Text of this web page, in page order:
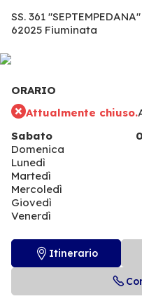
SS. 361
62025 Fiuminata
ORARIO
Attualmente chiuso.
Sabato
Domenica
Lunedì
Martedì
Mercoledì
Giovedì
Venerdì
Itinerario